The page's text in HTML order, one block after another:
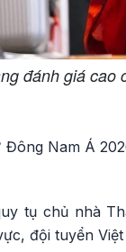
đánh giá
Nam Á
tụ chủ nhà
đội tuyển